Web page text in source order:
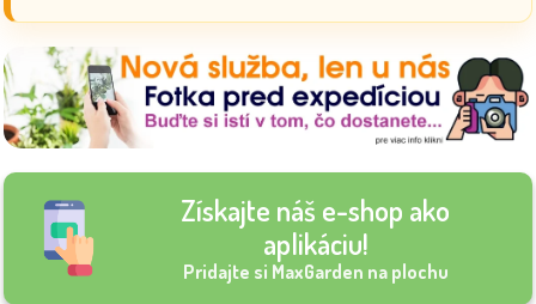
Získajte náš e-shop ako
aplikáciu!
Pridajte si MaxGarden na plochu